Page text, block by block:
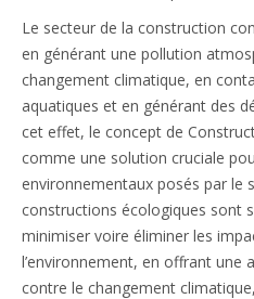
Le secteur de la construction
en générant une pollution
changement climatique, en
aquatiques et en générant des
cet effet, le concept de
comme une solution cruciale
environnementaux posés par le
constructions écologiques sont
minimiser voire éliminer les
l’environnement, en offrant une
contre le changement